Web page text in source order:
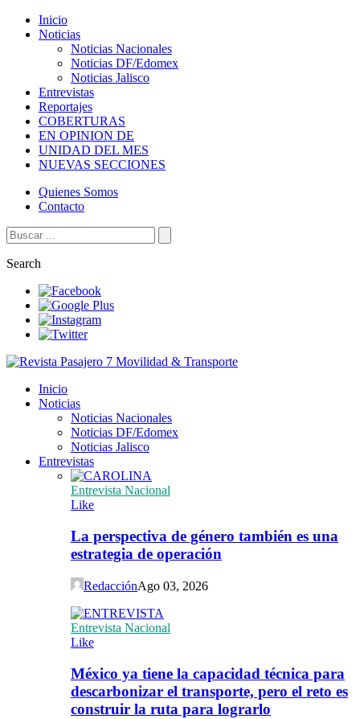
Inicio
Noticias
Noticias Nacionales
Noticias DF/Edomex
Noticias Jalisco
Entrevistas
Reportajes
COBERTURAS
EN OPINION DE
UNIDAD DEL MES
NUEVAS SECCIONES
Quienes Somos
Contacto
Search
Inicio
Noticias
Noticias Nacionales
Noticias DF/Edomex
Noticias Jalisco
Entrevistas
Entrevista Nacional
Like
La perspectiva de género también es una
estrategia de operación
RedacciónAgo 03, 2026
Entrevista Nacional
Like
México ya tiene la capacidad técnica para
descarbonizar el transporte, pero el reto es
construir la ruta para lograrlo